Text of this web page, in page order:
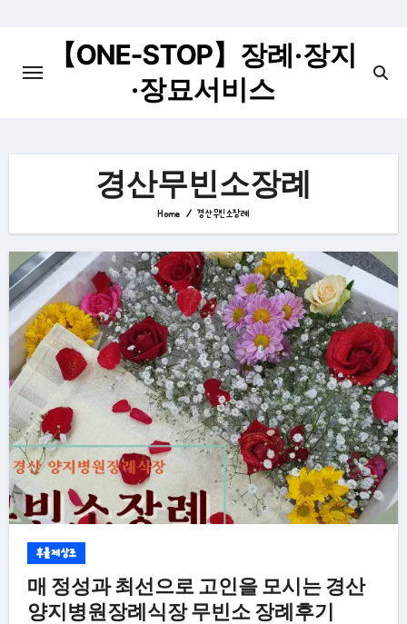
【ONE-STOP】장례·장지
·장묘서비스
경산무빈소장례
Home 경산무빈소장례
후불제상조
매 정성과 최선으로 고인을 모시는 경산
양지병원장례식장 무빈소 장례후기